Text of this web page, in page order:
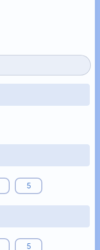
5
5